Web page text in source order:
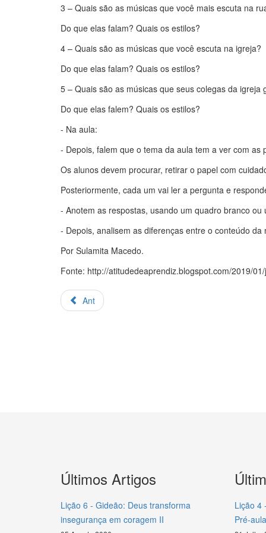
3 – Quais são as músicas que você mais escuta na
Do que elas falam? Quais os estilos?
4 – Quais são as músicas que você escuta na igreja?
Do que elas falam? Quais os estilos?
5 – Quais são as músicas que seus colegas da igreja
Do que elas falem? Quais os estilos?
- Na aula:
- Depois, falem que o tema da aula tem a ver com
Os alunos devem procurar, retirar o papel com
Posteriormente, cada um vai ler a pergunta e
- Anotem as respostas, usando um quadro branco ou
- Depois, analisem as diferenças entre o conteúdo da
Por Sulamita Macedo.
Fonte: http://atitudedeaprendiz.blogspot.com/2019/
Ant
Últimos Artigos
Lição 6 - Gideão: Deus transforma
insegurança em coragem II
Lição 4
Pré-